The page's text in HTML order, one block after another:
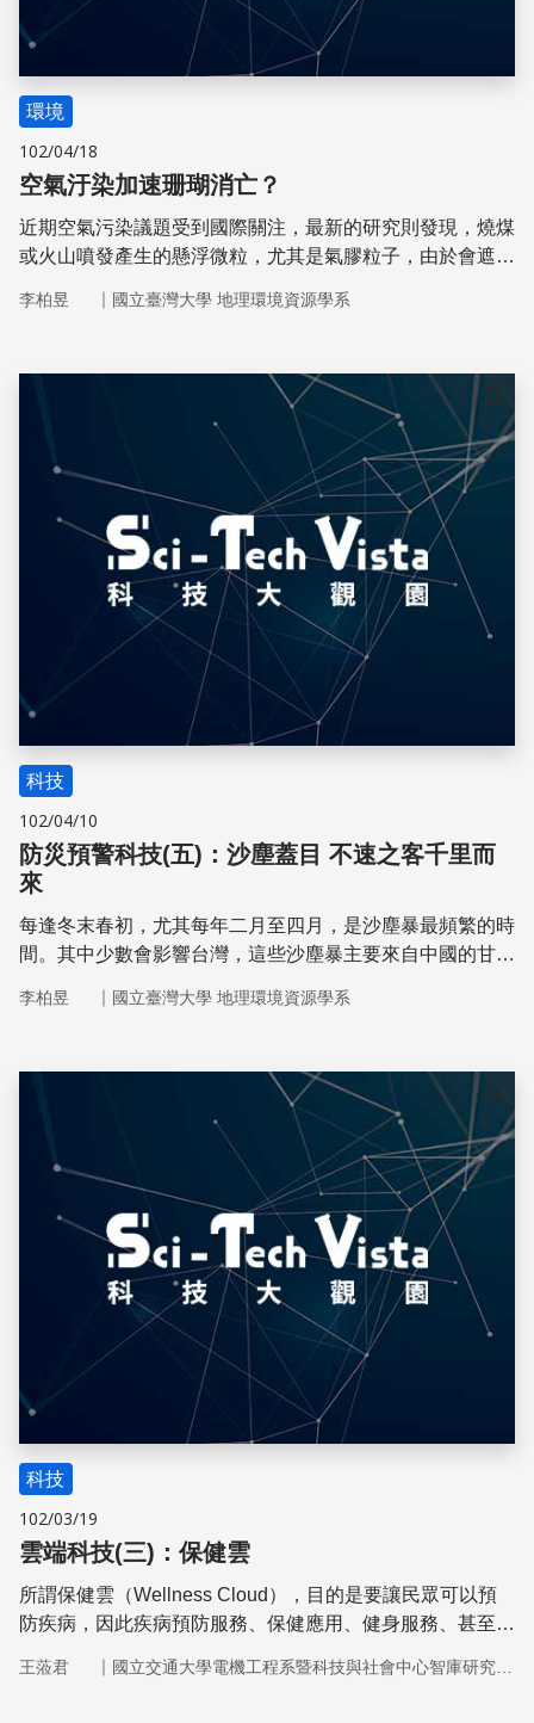
環境
102/04/18
空氣汙染加速珊瑚消亡？
近期空氣污染議題受到國際關注，最新的研究則發現，燒煤
或火山噴發產生的懸浮微粒，尤其是氣膠粒子，由於會遮蔽
果讓珊瑚的未來更加岌岌可危
李柏昱 ｜ 國立臺灣大學 地理環境資源學系
儲存
科技
102/04/10
防災預警科技(五)：沙塵蓋目 不速之客千里而
來
每逢冬末春初，尤其每年二月至四月，是沙塵暴最頻繁的時
間。其中少數會影響台灣，這些沙塵暴主要來自中國的甘
起南下
李柏昱 ｜ 國立臺灣大學 地理環境資源學系
儲存
科技
102/03/19
雲端科技(三)：保健雲
所謂保健雲（Wellness Cloud），目的是要讓民眾可以預
防疾病，因此疾病預防服務、保健應用、健身服務、甚至養
王蒞君 ｜